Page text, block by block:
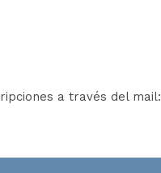
a través del mail: